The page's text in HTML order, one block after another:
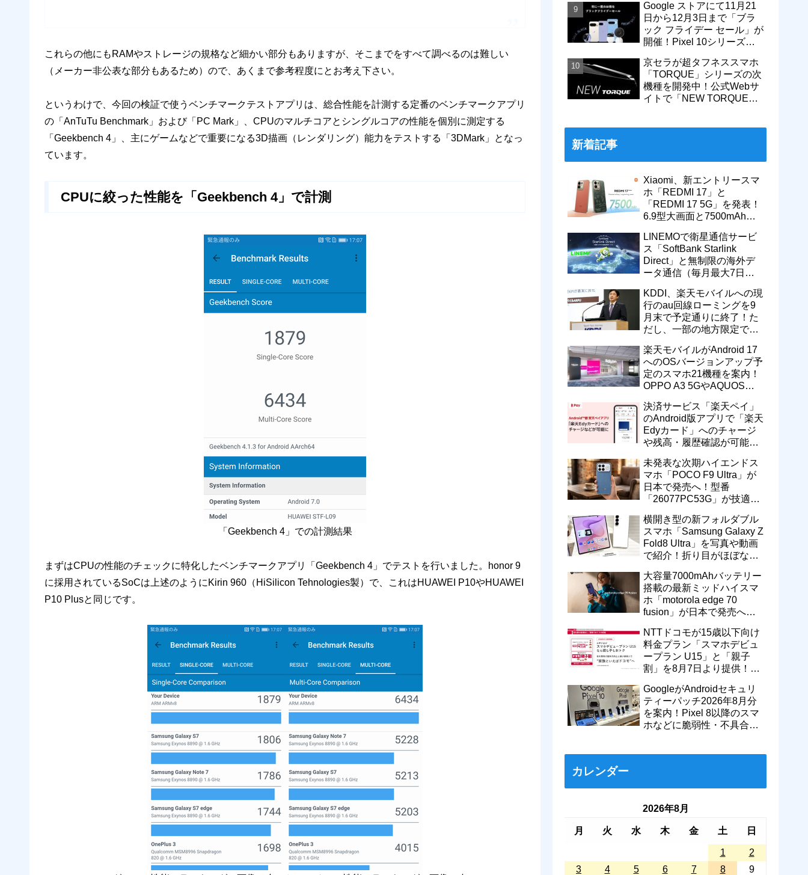
これらの他にもRAMやストレージの規格など細かい部分もありますが、そこまでをすべて調べるのは難しい
（メーカー非公表な部分もあるため）ので、あくまで参考程度にとお考え下さい。
というわけで、今回の検証で使うベンチマークテストアプリは、総合性能を計測する定番のベンチマークアプリ
の「AnTuTu Benchmark」および「PC Mark」、CPUのマルチコアとシングルコアの性能を個別に測定する
「Geekbench 4」、主にゲームなどで重要になる3D描画（レンダリング）能力をテストする「3DMark」となっ
ています。
CPUに絞った性能を「Geekbench 4」で計測
「Geekbench 4」での計測結果
まずはCPUの性能のチェックに特化したベンチマークアプリ「Geekbench 4」でテストを行いました。honor 9
に採用されているSoCは上述のようにKirin 960（HiSilicon Tehnologies製）で、これはHUAWEI P10やHUAWEI
P10 Plusと同じです。
ト付与
Google ストアにて11月21
日から12月3日まで「ブラ
ック フライデー セール」が
開催！Pixel 10シリーズや
に
京セラが超タフネススマホ
「TORQUE」シリーズの次
機種を開発中！公式Webサ
イトで「NEW TORQUE」
新着記事
Xiaomi、新エントリースマ
ホ「REDMI 17」と
「REDMI 17 5G」を発表！
6.9型大画面と7500mAhバ
でも発売予定
LINEMOで衛星通信サービ
ス「SoftBank Starlink
Direct」と無制限の海外デ
ータ通信（毎月最大7日
から利用可能
KDDI、楽天モバイルへの現
行のau回線ローミングを9
月末で予定通りに終了！た
だし、一部の地方限定では
維持に協力へ
楽天モバイルがAndroid 17
へのOSバージョンアップ予
定のスマホ21機種を案内！
OPPO A3 5GやAQUOS
対象
決済サービス「楽天ペイ」
のAndroid版アプリで「楽天
Edyカード」へのチャージ
や残高・履歴確認が可能
交換なども
未発表な次期ハイエンドス
マホ「POCO F9 Ultra」が
日本で発売へ！型番
「26077PC53G」が技適通
テリー搭載に
横開き型の新フォルダブル
スマホ「Samsung Galaxy Z
Fold8 Ultra」を写真や動画
で紹介！折り目がほぼない
ト】
大容量7000mAhバッテリー
搭載の最新ミッドハイスマ
ホ「motorola edge 70
fusion」が日本で発売へ！
過
NTTドコモが15歳以下向け
料金プラン「スマホデビュ
ープラン U15」と「親子
割」を8月7日より提供！親
550円割引に
GoogleがAndroidセキュリ
ティーパッチ2026年8月分
を案内！Pixel 8以降のスマ
ホなどに脆弱性・不具合の
カレンダー
2026年8月
月 火 水 木 金 土 日
1
2
3
4 5 6 7 8 9